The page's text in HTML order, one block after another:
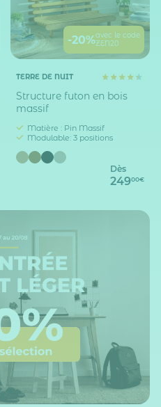
-20%avec le code
ZEN20
TERRE DE NUIT
Structure futon en bois
massif
Matière : Pin Massif
Modulable: 3 positions
Dès
24900€